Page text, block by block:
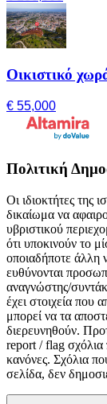
Οικιστικό
€ 55,000
Πολιτική
Οι ιδιοκτήτες της
δικαίωμα να
υβριστικού
ότι υποκινούν το
οποιαδήποτε άλλη
ευθύνονται
αναγνώστης/
έχει στοιχεία που
μπορεί να τα
διερευνηθούν.
report / flag σχόλια
κανόνες. Σχόλια
σελίδα, δεν